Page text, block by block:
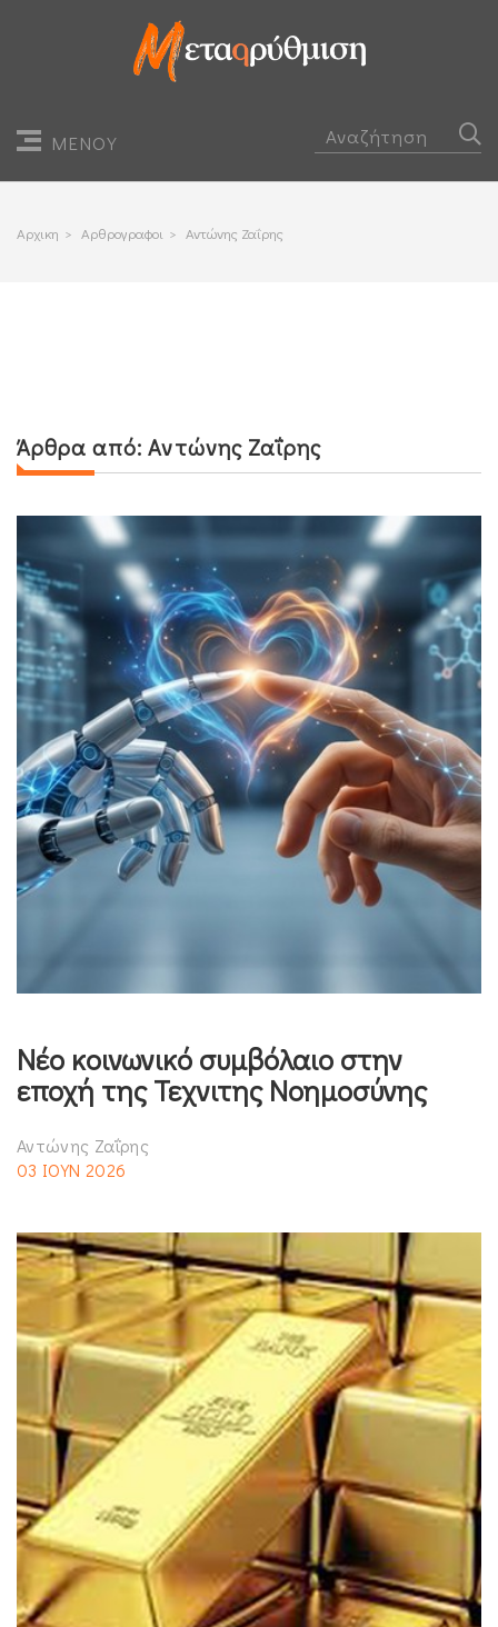
ΜΕΝΟΥ
Αρχικη > Αρθρογραφοι > Αντώνης Ζαΐρης
Άρθρα από:Αντώνης Ζαΐρης
Νέο κοινωνικό συμβόλαιο στην
εποχή της Τεχνιτης Νοημοσύνης
Αντώνης Ζαΐρης
03 ΙΟΥΝ 2026